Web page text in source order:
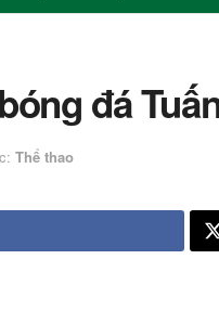
đá
Thể thao